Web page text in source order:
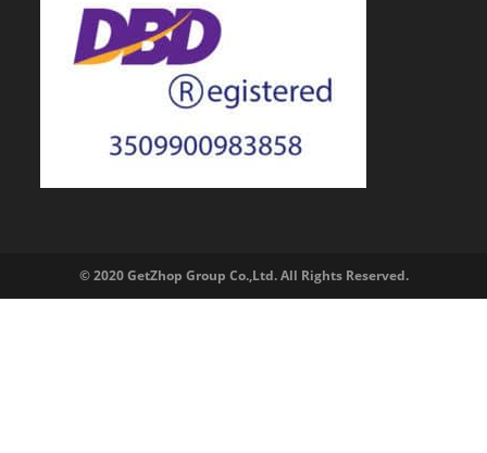
© 2020 GetZhop Group Co.,Ltd. All Rights Reserved.